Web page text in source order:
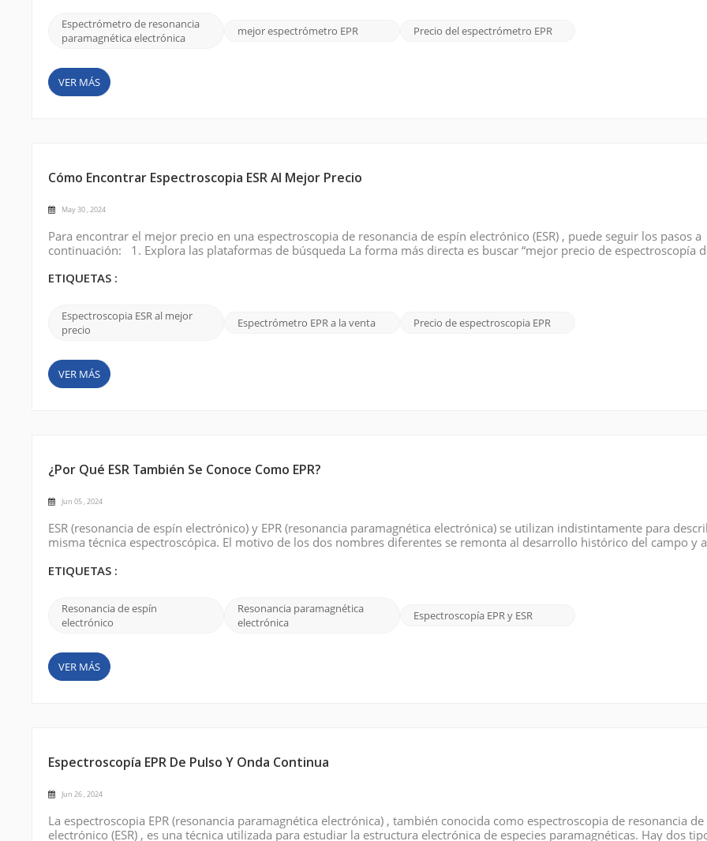
Espectrómetro de resonancia
paramagnética electrónica
mejor espectrómetro EPR Precio del espectrómetro EPR
VER MÁS
Cómo Encontrar Espectroscopia ESR Al Mejor Precio
May 30 , 2024
Para encontrar el mejor precio en una espectroscopia de resonancia de espín electrónico (ESR) , puede seguir los pasos a
continuación: 1. Explora las plataformas de búsqueda La forma más directa es buscar “mejor precio de espectroscopía
oferta, asequible, etc. para describi...
ETIQUETAS :
Espectroscopia ESR al mejor
precio
Espectrómetro EPR a la venta Precio de espectroscopia EPR
VER MÁS
¿Por Qué ESR También Se Conoce Como EPR?
Jun 05 , 2024
ESR (resonancia de espín electrónico) y EPR (resonancia paramagnética electrónica) se utilizan indistintamente para
misma técnica espectroscópica. El motivo de los dos nombres diferentes se remonta al desarrollo histórico del campo y
descubierto a med...
ETIQUETAS :
Resonancia de espín
electrónico
Resonancia paramagnética
electrónica
Espectroscopía EPR y ESR
VER MÁS
Espectroscopía EPR De Pulso Y Onda Continua
Jun 26 , 2024
La espectroscopia EPR (resonancia paramagnética electrónica) , también conocida como espectroscopia de resonancia de
electrónico (ESR) , es una técnica utilizada para estudiar la estructura electrónica de especies paramagnéticas. Hay dos